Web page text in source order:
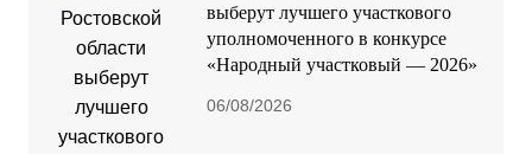
выберут лучшего участкового
уполномоченного в конкурсе
«Народный участковый — 2026»
06/08/2026